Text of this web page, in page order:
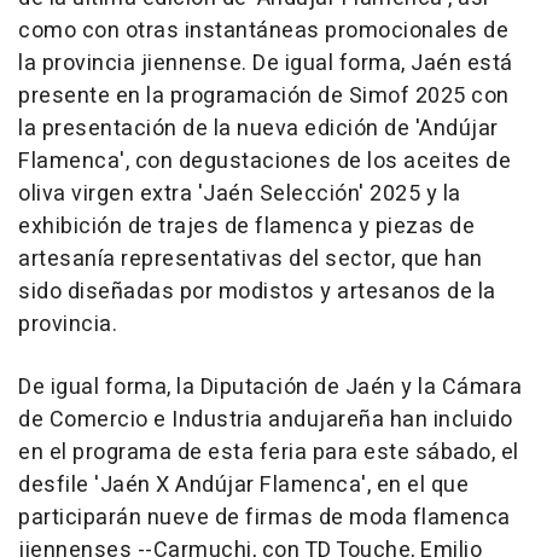
como con otras instantáneas promocionales de
la provincia jiennense. De igual forma, Jaén está
presente en la programación de Simof 2025 con
la presentación de la nueva edición de 'Andújar
Flamenca', con degustaciones de los aceites de
oliva virgen extra 'Jaén Selección' 2025 y la
exhibición de trajes de flamenca y piezas de
artesanía representativas del sector, que han
sido diseñadas por modistos y artesanos de la
provincia.
De igual forma, la Diputación de Jaén y la Cámara
de Comercio e Industria andujareña han incluido
en el programa de esta feria para este sábado, el
desfile 'Jaén X Andújar Flamenca', en el que
participarán nueve de firmas de moda flamenca
jiennenses --Carmuchi, con TD Touche, Emilio